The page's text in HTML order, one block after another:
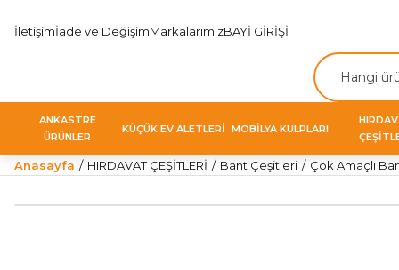
İletişimİade ve DeğişimMarkalarımızBAYİ GİRİŞİ
ANKASTRE
ÜRÜNLER
KÜÇÜK EV ALETLERİ MOBİLYA KULPLARI
Anasayfa HIRDAVAT ÇEŞİTLERİ Bant Çeşitleri Çok Amaçlı